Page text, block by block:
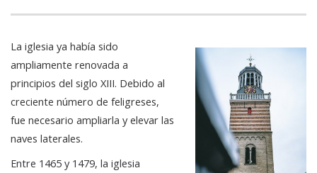
La iglesia ya había sido
ampliamente renovada a
principios del siglo XIII. Debido al
creciente número de feligreses,
fue necesario ampliarla y elevar las
naves laterales.
Entre 1465 y 1479, la iglesia